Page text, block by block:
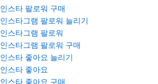
인스타 팔로워 구매
인스타그램 팔로워 늘리기
인스타그램 팔로워
인스타그램 팔로워 구매
인스타 좋아요 늘리기
인스타 좋아요
인스타 좋아요 구매